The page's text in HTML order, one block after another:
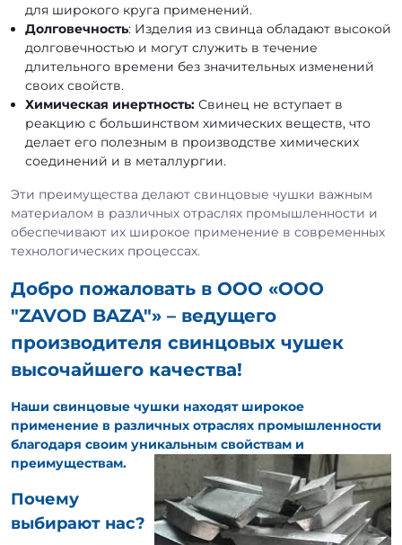
для широкого круга применений.
Долговечность: Изделия из свинца обладают высокой
долговечностью и могут служить в течение
длительного времени без значительных изменений
своих свойств.
Химическая инертность: Свинец не вступает в
реакцию с большинством химических веществ, что
делает его полезным в производстве химических
соединений и в металлургии.
Эти преимущества делают свинцовые чушки важным
материалом в различных отраслях промышленности и
обеспечивают их широкое применение в современных
технологических процессах.
Добро пожаловать в ООО «OOO
"ZAVOD BAZA"» – ведущего
производителя свинцовых чушек
высочайшего качества!
Наши свинцовые чушки находят широкое
применение в различных отраслях промышленности
благодаря своим уникальным свойствам и
преимуществам.
Почему
выбирают нас?